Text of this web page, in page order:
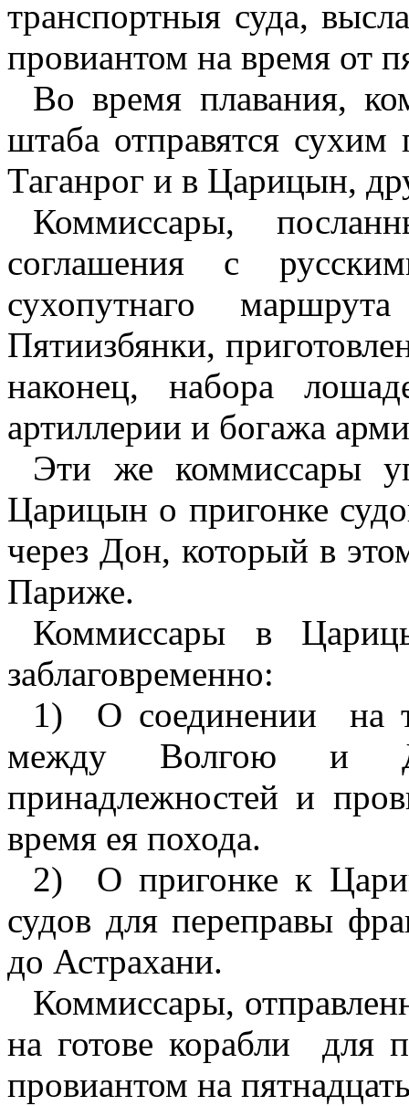
транспортныя суда,
провиантом на время от
Во время плавания,
штаба отправятся
Таганрог и в Царицын,
Коммиссары,
соглашения с
сухопутнаго
Пятиизбянки,
наконец, набора
артиллерии и богажа
Эти же коммиссары
Царицын о пригонке
через Дон, который в
Париже.
Коммиссары в
заблаговременно:
1)
О соединении
на
между Волгою и
принадлежностей и
время ея похода.
2)
О пригонке к
судов для переправы
до Астрахани.
Коммиссары,
на готове корабли
для
провиантом на